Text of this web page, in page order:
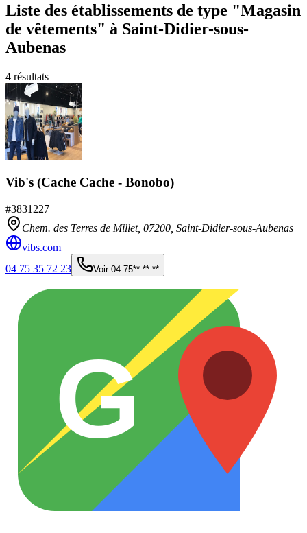
Liste des établissements de type "Magasin
de vêtements" à Saint-Didier-sous-
Aubenas
4 résultats
Vib's (Cache Cache - Bonobo)
#3831227
Chem. des Terres de Millet, 07200 Saint-Didier-sous-Aubenas
vibs.com
04 75 35 72 23
Voir 04 75** ** **
G